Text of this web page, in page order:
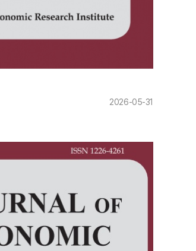
2026-05-31